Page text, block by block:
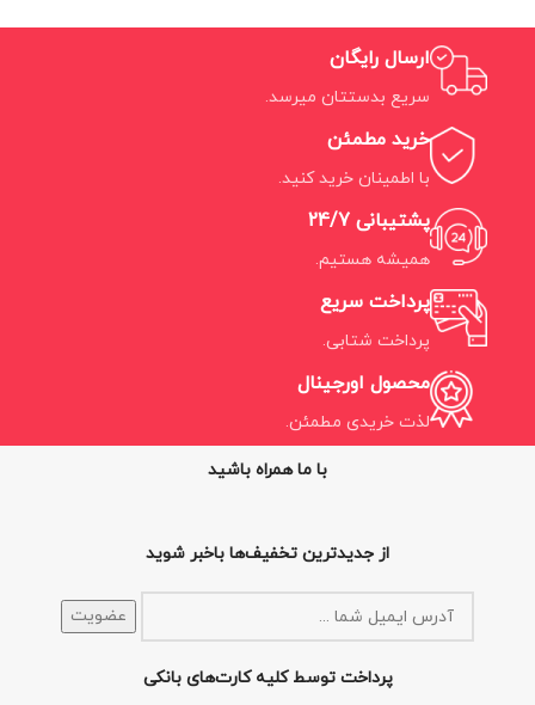
ارسال رایگان
سریع بدستتان میرسد.
خرید مطمئن
با اطمینان خرید کنید.
پشتیبانی 24/7
همیشه هستیم.
پرداخت سریع
پرداخت شتابی.
محصول اورجینال
لذت خریدی مطمئن.
با ما همراه باشید
از جدیدترین تخفیف‌ها باخبر شوید
پرداخت توسط کلیه کارت‌های بانکی